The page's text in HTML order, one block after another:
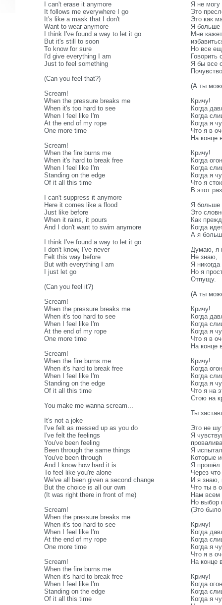
I can't erase it anymore
It follows me everywhere I go
It's like a mask that I don't
Want to wear anymore
I think I've found a way to let it go
But it's still to soon
To know for sure
I'd give everything I am
Just to feel something
(Can you feel that?)
Scream!
When the pressure breaks me
When it's too hard to see
When I feel like I'm
At the end of my rope
One more time
Scream!
When the fire burns me
When it's hard to break free
When I feel like I'm
Standing on the edge
Of it all this time
I can't suppress it anymore
Here it comes like a flood
Just like before
When it rains, it pours
And I don't want to swim anymore
I think I've found a way to let it go
I don't know, I've never
Felt this way before
But with everything I am
I just let go
(Can you feel it?)
Scream!
When the pressure breaks me
When it's too hard to see
When I feel like I'm
At the end of my rope
One more time
Scream!
When the fire burns me
When it's hard to break free
When I feel like I'm
Standing on the edge
Of it all this time
You make me wanna scream...
It's not a joke
I've felt as messed up as you do
I've felt the feelings
You've been feeling
Been through the same things
You've been through
And I know how hard it is
To feel like you're alone
We've all been given a second change
But the choice is all our own
(It was right there in front of me)
Scream!
When the pressure breaks me
When it's too hard to see
When I feel like I'm
At the end of my rope
One more time
Scream!
When the fire burns me
When it's hard to break free
When I feel like I'm
Standing on the edge
Of it all this time
Я не могу
Это
Это как
Я больше
Мне
Но все
Говорить
Я бы все
(А ты
Кричу!
Когда
Когда
Когда я
Что я в
На конце
Кричу!
Когда
Когда
Когда я
Что я
В этот
Я больше
Это
Как
Когда
А я
Думаю, я
Не знаю,
Я
Но я
Отпущу.
(А ты
Кричу!
Когда
Когда
Когда я
Что я в
На конце
Кричу!
Когда
Когда
Когда я
Что я на
Стою на
Ты
Это не
Я
Я
Которые
Я прошёл
Через
И я знаю,
Что ты в
Нам всем
Но выбор
(Это
Кричу!
Когда
Когда
Когда я
Что я в
На конце
Кричу!
Когда
Когда
Когда я